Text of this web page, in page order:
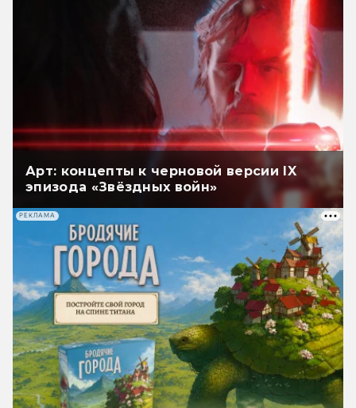
Арт: концепты к черновой версии IX
эпизода «Звёздных войн»
РЕКЛАМА